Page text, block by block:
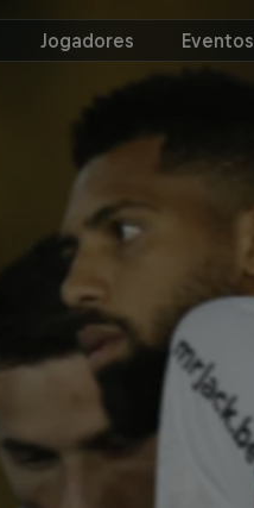
Jogadores Eventos